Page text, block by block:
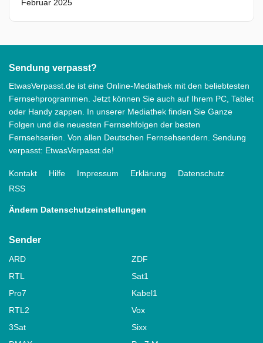
Februar 2025
Sendung verpasst?
EtwasVerpasst.de ist eine Online-Mediathek mit den beliebtesten
Fernsehprogrammen. Jetzt können Sie auch auf Ihrem PC, Tablet
oder Handy zappen. In unserer Mediathek finden Sie Ganze
Folgen und die neuesten Fernsehfolgen der besten
Fernsehserien. Von allen Deutschen Fernsehsendern. Sendung
verpasst: EtwasVerpasst.de!
Kontakt Hilfe Impressum Erklärung
Datenschutz
RSS
Ändern Datenschutzeinstellungen
Sender
ARD
ZDF
RTL
Sat1
Pro7
Kabel1
RTL2
Vox
3Sat
Sixx